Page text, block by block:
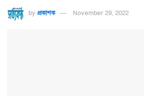
by প্রকাশক November 29, 2022